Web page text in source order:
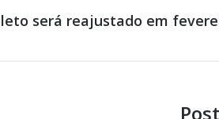
será reajustado em